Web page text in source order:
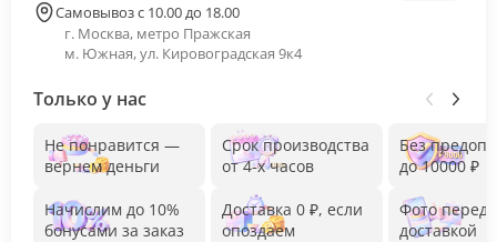
Самовывоз с 10.00 до 18.00
г. Москва, метро Пражская
м. Южная, ул. Кировоградская 9к4
Только у нас
Не понравится —
вернем деньги
Начислим до 10%
бонусами за заказ
Срок производства
от 4-х часов
Доставка 0 ₽, если
опоздаем
Без
до 10000 ₽
Фото перед
доставкой